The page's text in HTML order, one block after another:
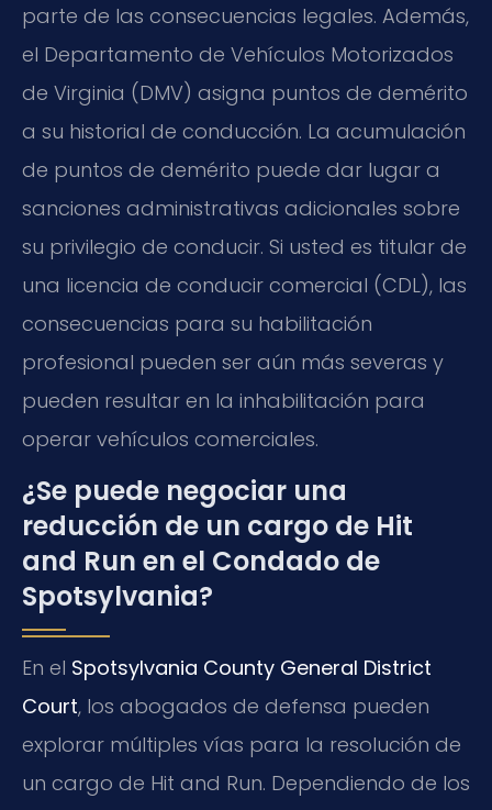
parte de las consecuencias legales. Además,
el Departamento de Vehículos Motorizados
de Virginia (DMV) asigna puntos de demérito
a su historial de conducción. La acumulación
de puntos de demérito puede dar lugar a
sanciones administrativas adicionales sobre
su privilegio de conducir. Si usted es titular de
una licencia de conducir comercial (CDL), las
consecuencias para su habilitación
profesional pueden ser aún más severas y
pueden resultar en la inhabilitación para
operar vehículos comerciales.
¿Se puede negociar una
reducción de un cargo de Hit
and Run en el Condado de
Spotsylvania?
En el Spotsylvania County General District
Court, los abogados de defensa pueden
explorar múltiples vías para la resolución de
un cargo de Hit and Run. Dependiendo de los